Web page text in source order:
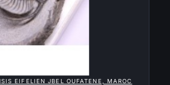
EIFELIEN JBEL OUFATENE, MAROC